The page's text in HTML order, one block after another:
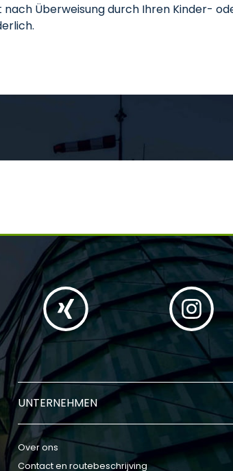
Überweisung durch Ihren Kinder-
UNTERNEHMEN
Over ons
Contact en routebeschrijving